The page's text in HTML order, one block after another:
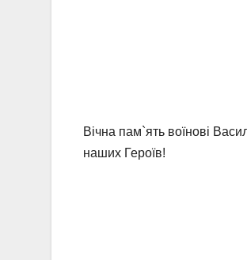
Вічна пам`ять воїнові
наших Героїв!